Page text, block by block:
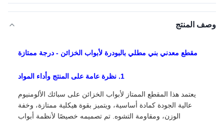
وصف المنتج
مقطع معدني بني مطلي بالبودرة لأبواب الخزائن - درجة ممتازة
1. نظرة عامة على المنتج وأداء المواد
يعتمد هذا المقطع الممتاز لأبواب الخزائن على سبائك الألومنيوم
عالية الجودة كمادة أساسية، ويتميز بقوة هيكلية ممتازة، وخفة
الوزن، ومقاومة التشوه. تم تصميمه خصيصًا لأنظمة أبواب